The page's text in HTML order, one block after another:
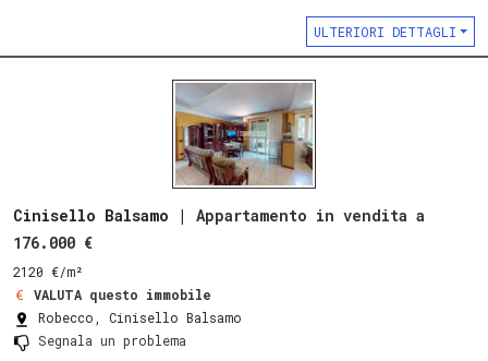
ULTERIORI DETTAGLI
Cinisello Balsamo | Appartamento in vendita a
176.000 €
2120 €/m²
VALUTA questo immobile
Robecco, Cinisello Balsamo
Segnala un problema